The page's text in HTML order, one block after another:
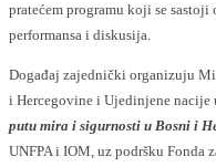
pratećem programu koji se
performansa i diskusija.
Događaj zajednički organizuju
i Hercegovine i Ujedinjene
putu mira i sigurnosti u Bosni i
UNFPA i IOM, uz podršku Fonda